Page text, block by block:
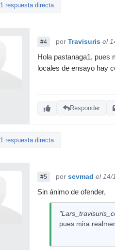
1 respuesta directa
#4 por Travisuris el
Hola pastanaga1, pues
locales de ensayo hay
Responder
1 respuesta directa
#5 por sevmad el 14/
Sin ánimo de ofender,
pues mira